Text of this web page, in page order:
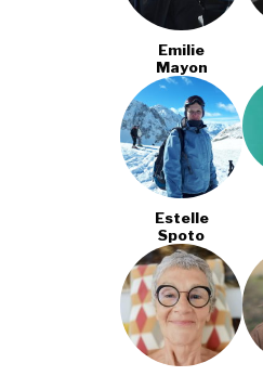
Emilie
Mayon
Estelle
Spoto